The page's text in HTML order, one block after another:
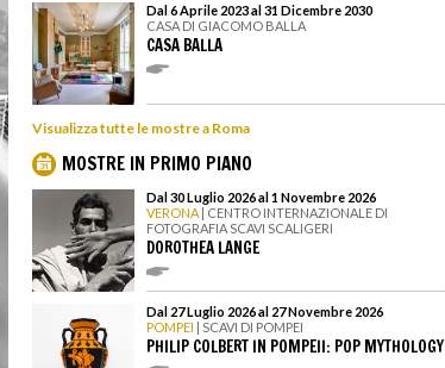
Dal 6 Aprile 2023 al 31 Dicembre 2030
CASA DI GIACOMO BALLA
CASA BALLA
Visualizza tutte le mostre a Roma
MOSTRE IN PRIMO PIANO
Dal 30 Luglio 2026 al 1 Novembre 2026
VERONA | CENTRO INTERNAZIONALE DI
FOTOGRAFIA SCAVI SCALIGERI
DOROTHEA LANGE
Dal 27 Luglio 2026 al 27 Novembre 2026
POMPEI | SCAVI DI POMPEI
PHILIP COLBERT IN POMPEII: POP MYTHOLOGY